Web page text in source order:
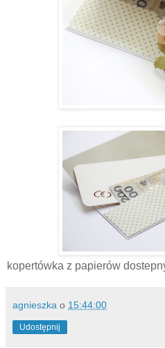
kopertówka z papierów
agnieszka o 15:44:00
Udostępnij